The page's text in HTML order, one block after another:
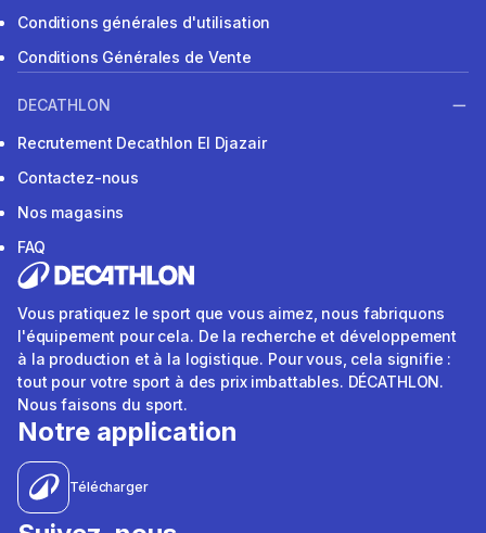
Conditions générales d'utilisation
Conditions Générales de Vente
DECATHLON
Recrutement Decathlon El Djazair
Contactez-nous
Nos magasins
FAQ
Vous pratiquez le sport que vous aimez, nous fabriquons
l'équipement pour cela. De la recherche et développement
à la production et à la logistique. Pour vous, cela signifie :
tout pour votre sport à des prix imbattables. DÉCATHLON.
Nous faisons du sport.
Notre application
Télécharger